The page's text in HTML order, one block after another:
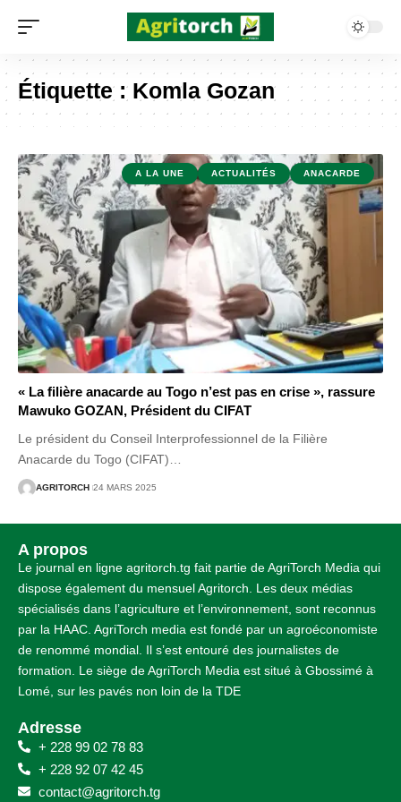
Étiquette : Komla Gozan
A LA UNE ACTUALITÉS ANACARDE
« La filière anacarde au Togo n’est pas en crise », rassure
Mawuko GOZAN, Président du CIFAT
Le président du Conseil Interprofessionnel de la Filière
Anacarde du Togo (CIFAT)
AGRITORCH 24 MARS 2025
A propos
Le journal en ligne agritorch.tg fait partie de AgriTorch Media qui
dispose également du mensuel Agritorch. Les deux médias
spécialisés dans l’agriculture et l’environnement, sont reconnus
par la HAAC. AgriTorch media est fondé par un agroéconomiste
de renommé mondial. Il s’est entouré des journalistes de
formation. Le siège de AgriTorch Media est situé à Gbossimé à
Lomé, sur les pavés non loin de la TDE
Adresse
+ 228 99 02 78 83
+ 228 92 07 42 45
contact@agritorch.tg